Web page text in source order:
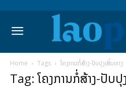
Home Tags ໂຄງການກໍ່ສ້າງ-ປັບປຸງເສັ້ນທາງ
Tag: ໂຄງການກໍ່ສ້າງ-ປັບປຸ